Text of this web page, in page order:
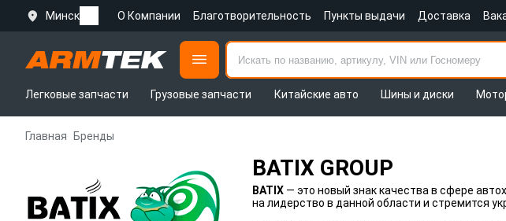
Минск О Компании Благотворительность Пункты выдачи Доставка
Легковые запчасти
Грузовые запчасти Китайские авто Шины и диски
Главная Бренды
BATIX GROUP
BATIX — это новый знак качества в сфере
на лидерство в данной области и стремится